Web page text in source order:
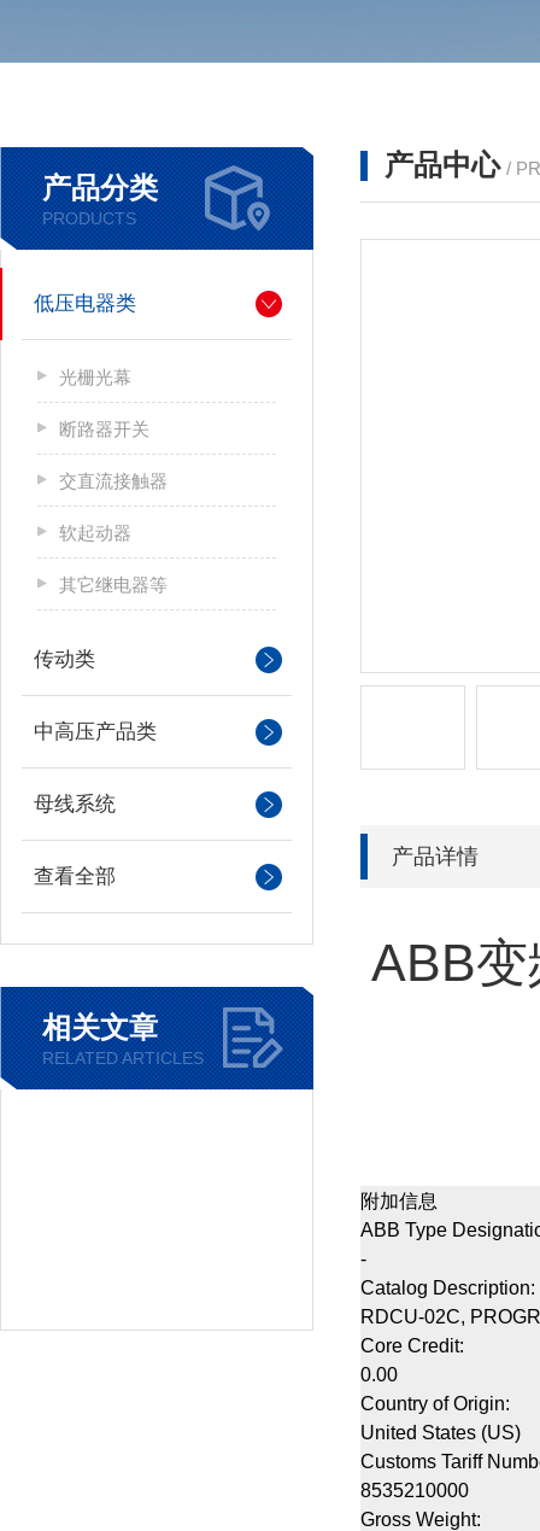
产品分类
PRODUCTS
低压电器类
光栅光幕
断路器开关
交直流接触器
软起动器
其它继电器等
传动类
中高压产品类
母线系统
查看全部
相关文章
RELATED ARTICLES
产品中心 /
产品详情
ABB
附加信息
ABB Type
-
Catalog Description:
RDCU-02C,
Core Credit:
0.00
Country of Origin:
United States (US)
Customs Tariff
8535210000
Gross Weight: